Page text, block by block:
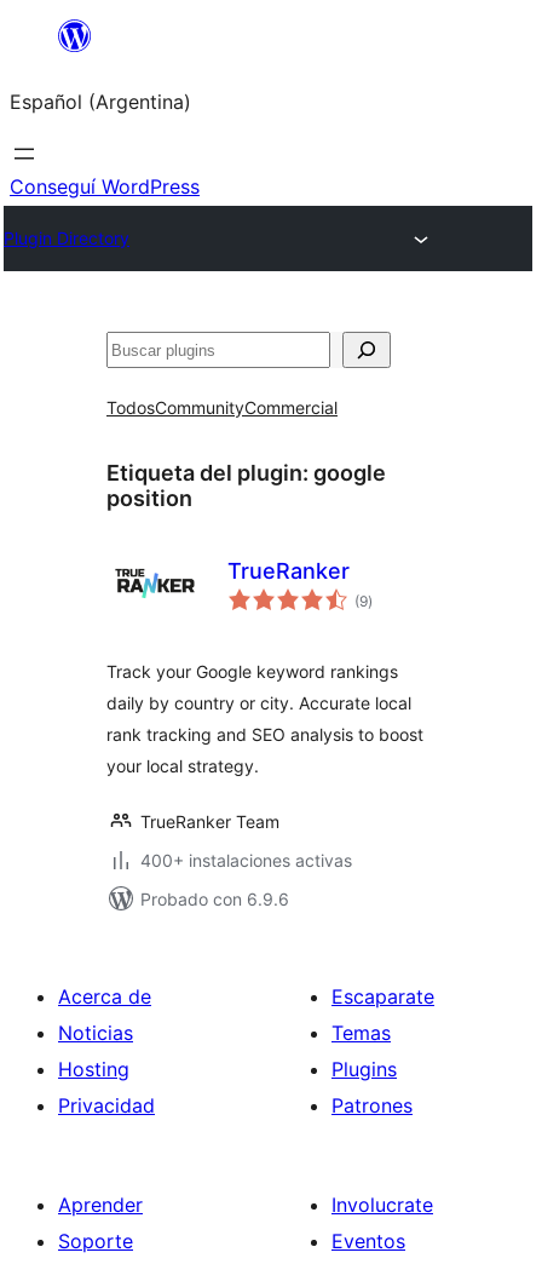
Saltar
contenido
Español (Argentina)
Conseguí WordPress
Plugin Directory
Buscar
TodosCommunityCommercial
Etiqueta del plugin: google
position
TrueRanker
(9total
de
)
Track your Google keyword rankings
daily by country or city. Accurate local
rank tracking and SEO analysis to boost
your local strategy.
TrueRanker Team
400+ instalaciones activas
Probado con 6.9.6
Acerca de
Noticias
Hosting
Privacidad
Escaparate
Temas
Plugins
Patrones
Aprender
Soporte
Involucrate
Eventos